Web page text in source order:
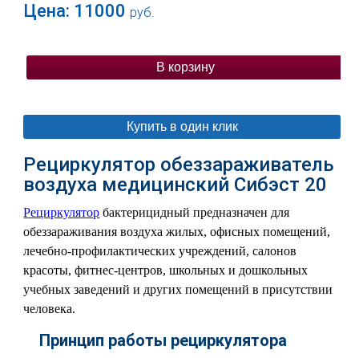
Цена: 11000 руб.
В корзину
Купить в один клик
Рециркулятор обеззараживатель
воздуха медицинский Сибэст 20
Рециркулятор бактерицидный предназначен для
обеззараживания воздуха жилых, офисных помещений,
лечебно-профилактических учреждений, салонов
красоты, фитнес-центров, школьных и дошкольных
учебных заведений и других помещений в присутствии
человека.
Принцип работы рециркулятора